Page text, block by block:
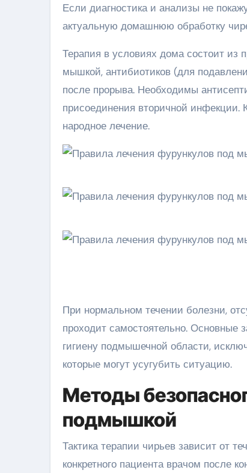
Если диагностика и анализы не
актуальную домашнюю обработку
Терапия в условиях дома состоит из
мышкой, антибиотиков (для
после прорыва. Необходимы
присоединения вторичной инфекции.
народное лечение.
При нормальном течении болезни,
проходит самостоятельно. Основные
гигиену подмышечной области,
которые могут усугубить ситуацию.
Методы
подмышкой
Тактика терапии чирьев зависит от
конкретного пациента врачом после